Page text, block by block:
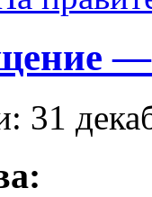
31